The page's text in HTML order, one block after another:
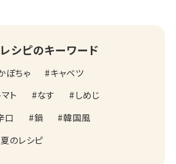
シピのキーワード
ぼちゃ
キャベツ
マト なす
しめじ
口 鍋
韓国風
夏のレシピ